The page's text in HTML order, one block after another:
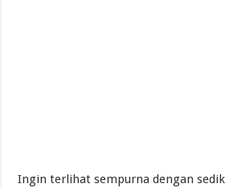
Ingin terlihat sempurna dengan